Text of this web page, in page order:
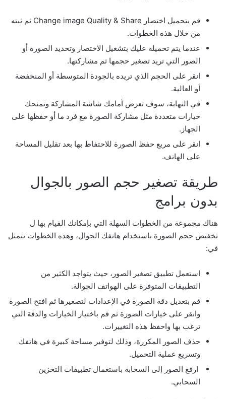
قم بتحميل اختصار Change image Quality & Share ثم ثبته
من خلال هذه الخطوات.
عندما يتم تحميله عليك بتشغيل الاختصار وتحديد الصورة أو
الصور التي تريد تصغير حجمها ثم مشاركتها.
انقر على الحجم الذي تريده بالجودة المتوسطة أو المنخفضة
أو العالية.
في النهاية، سوف تعرض أمامك شاشة المشاركة وتمنحك
خيارات متعددة مثل مشاركة الصورة مع فرد ما أو حفظها على
الجهاز.
انقر على مربع حفظ الصورة للاحتفاظ بها بعد تقليل المساحة
على الهاتف.
طريقة تصغير حجم الصور بالجوال
بدون برامج
هناك مجموعة من الخطوات السهلة التي بإمكانك القيام بها ل
تخفيض حجم الصورة باستخدام هاتفك الجوال، وهذه الخطوات تتمثل
في:
استعمل تطبيق تصغير الصور، حيث يتواجد الكثير من
التطبيقات المتوفرة على الهواتف الجوالة.
قم بتعديل دقة الصورة في الإعدادات لتصغيرها ثم افتح الصورة
وانقر على خيارات الصورة ثم قم باختيار الخيارات والدقة التي
ترغب بها واحفظ هذه التغييرات.
حذف الصور المكررة، وذلك لتوفير مساحة كبيرة في هاتفك
وتسريع عملية التحميل.
ارفع الصور إلى السحابة باستعمال تطبيقات التخزين
السحابي.